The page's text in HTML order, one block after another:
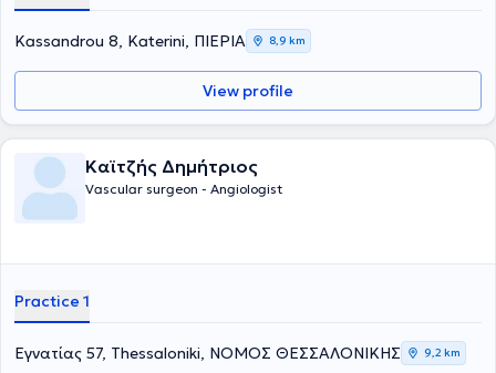
Kassandrou 8, Katerini, ΠΙΕΡΙΑ 8,9 km
View profile
Καϊτζής Δημήτριος
Vascular surgeon - Angiologist
Practice 1
Εγνατίας 57, Thessaloniki, ΝΟΜΟΣ ΘΕΣΣΑΛΟΝΙΚΗΣ 9,2 km